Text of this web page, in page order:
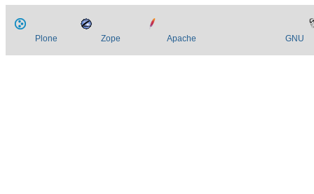
Plone Zope Apache GNU